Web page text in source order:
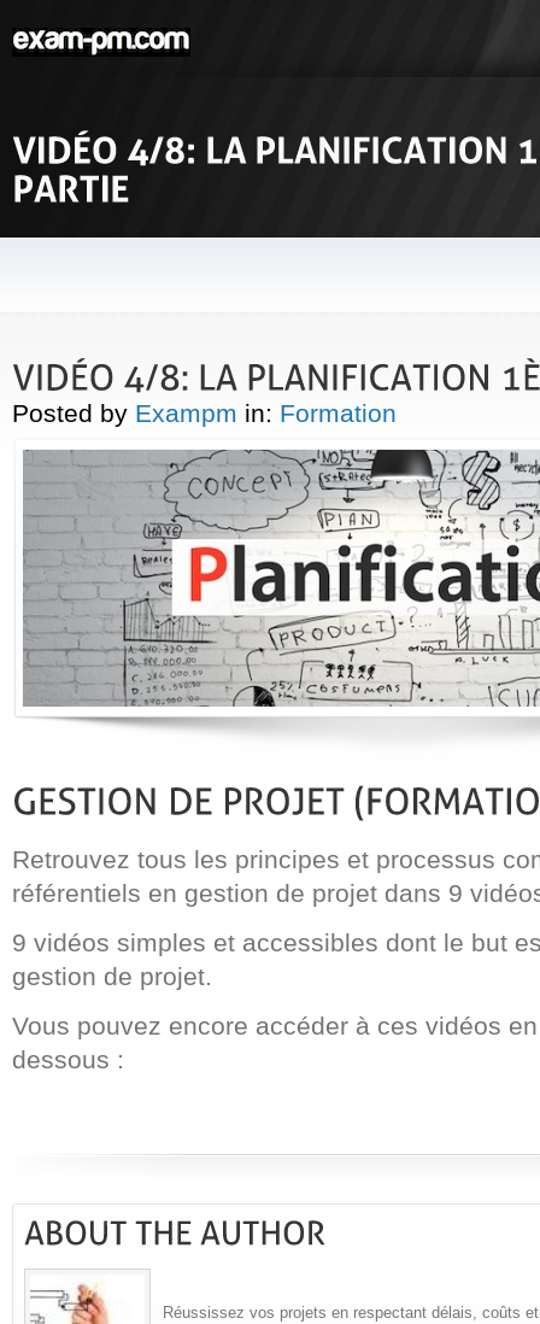
Posted by Exampm in: Formation
Retrouvez tous les principes et processus
référentiels en gestion de projet dans 9
9 vidéos simples et accessibles dont le but
gestion de projet.
Vous pouvez encore accéder à ces vidéos
dessous :
Réussissez vos projets en respectant délais, coûts